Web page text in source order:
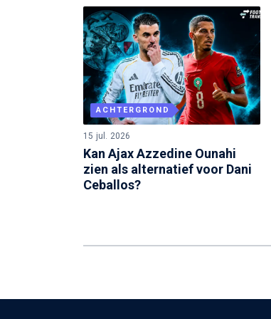
ACHTERGROND
15 jul. 2026
Kan Ajax Azzedine Ounahi
zien als alternatief voor Dani
Ceballos?